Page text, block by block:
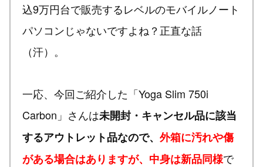
込9万円台で販売するレベルのモバイルノート
パソコンじゃないですよね？正直な話
（汗）。
一応、今回ご紹介した「Yoga Slim 750i
Carbon」さんは未開封・キャンセル品に該当
するアウトレット品なので、 外箱に汚れや傷
がある場合はありますが、中身は新品同様で